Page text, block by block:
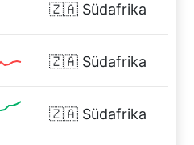
🇿🇦 Südafrika
🇿🇦 Südafrika
🇿🇦 Südafrika